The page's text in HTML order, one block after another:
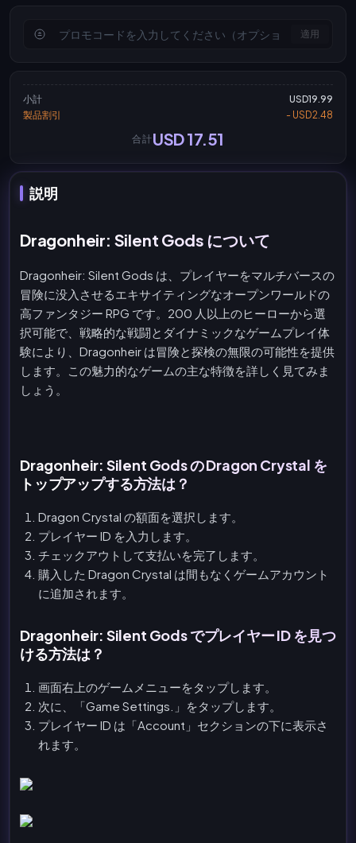
適用
小計
USD19.99
製品割引
- USD2.48
合計USD 17.51
説明
Dragonheir: Silent Gods について
Dragonheir: Silent Gods は、プレイヤーをマルチバースの
冒険に没入させるエキサイティングなオープンワールドの
高ファンタジー RPG です。200 人以上のヒーローから選
択可能で、戦略的な戦闘とダイナミックなゲームプレイ体
験により、Dragonheir は冒険と探検の無限の可能性を提供
します。この魅力的なゲームの主な特徴を詳しく見てみま
しょう。
Dragonheir: Silent Gods の Dragon Crystal を
トップアップする方法は？
Dragon Crystal の額面を選択します。
プレイヤー ID を入力します。
チェックアウトして支払いを完了します。
購入した Dragon Crystal は間もなくゲームアカウント
に追加されます。
Dragonheir: Silent Gods でプレイヤー ID を見つ
ける方法は？
画面右上のゲームメニューをタップします。
次に、「Game Settings.」をタップします。
プレイヤー ID は「Account」セクションの下に表示さ
れます。